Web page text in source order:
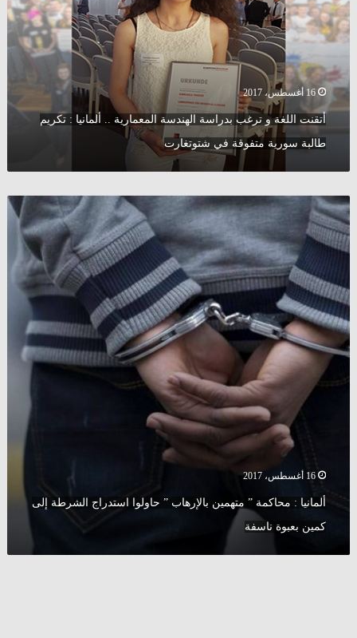
بدراسة
الهندسة
المعمارية
ألمانيا
:
تكريم
سورية
في
16 أغسطس، 2017
أتقنت اللغة و ترغب بدراسة الهندسة المعمارية .. ألمانيا : تكريم
طالبة سورية متفوقة في شتوتغارت
ألمانيا
:
محاكمة
”
متهمين
بالإرهاب
”
حاولوا
استدراج
الشرطة
16 أغسطس، 2017
ألمانيا : محاكمة ” متهمين بالإرهاب ” حاولوا استدراج الشرطة إلى
كمين بعبوة ناسفة